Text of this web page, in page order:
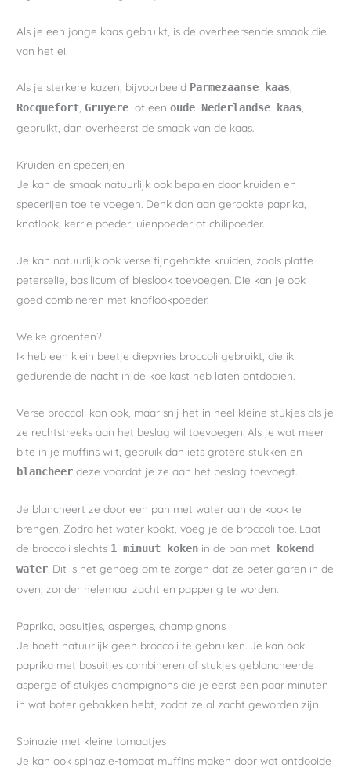
Als je een jonge kaas gebruikt, is de overheersende smaak die
van het ei.
Als je sterkere kazen, bijvoorbeeld Parmezaanse kaas,
Rocquefort, Gruyereof eenoude Nederlandse kaas,
gebruikt, dan overheerst de smaak van de kaas.
Kruiden en specerijen
Je kan de smaak natuurlijk ook bepalen door kruiden en
specerijen toe te voegen. Denk dan aan gerookte paprika,
knoflook, kerrie poeder, uienpoeder of chilipoeder.
Je kan natuurlijk ook verse fijngehakte kruiden, zoals platte
peterselie, basilicum of bieslook toevoegen. Die kan je ook
goed combineren met knoflookpoeder.
Welke groenten?
Ik heb een klein beetje diepvries broccoli gebruikt, die ik
gedurende de nacht in de koelkast heb laten ontdooien.
Verse broccoli kan ook, maar snij het in heel kleine stukjes als je
ze rechtstreeks aan het beslag wil toevoegen. Als je wat meer
bite in je muffins wilt, gebruik dan iets grotere stukken en
blancheer deze voordat je ze aan het beslag toevoegt.
Je blancheert ze door een pan met water aan de kook te
brengen. Zodra het water kookt, voeg je de broccoli toe. Laat
de broccoli slechts 1 minuut koken in de pan met kokend
water. Dit is net genoeg om te zorgen dat ze beter garen in de
oven, zonder helemaal zacht en papperig te worden.
Paprika, bosuitjes, asperges, champignons
Je hoeft natuurlijk geen broccoli te gebruiken. Je kan ook
paprika met bosuitjes combineren of stukjes geblancheerde
asperge of stukjes champignons die je eerst een paar minuten
in wat boter gebakken hebt, zodat ze al zacht geworden zijn.
Spinazie met kleine tomaatjes
Je kan ook spinazie-tomaat muffins maken door wat ontdooide